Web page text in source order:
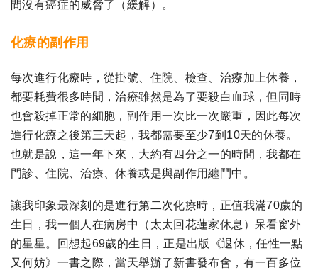
間沒有癌症的威脅了（緩解）。
化療的副作用
每次進行化療時，從掛號、住院、檢查、治療加上休養，
都要耗費很多時間，治療雖然是為了要殺白血球，但同時
也會殺掉正常的細胞，副作用一次比一次嚴重，因此每次
進行化療之後第三天起，我都需要至少7到10天的休養。
也就是說，這一年下來，大約有四分之一的時間，我都在
門診、住院、治療、休養或是與副作用纏鬥中。
讓我印象最深刻的是進行第二次化療時，正值我滿70歲的
生日，我一個人在病房中（太太回花蓮家休息）呆看窗外
的星星。回想起69歲的生日，正是出版《退休，任性一點
又何妨》一書之際，當天舉辦了新書發布會，有一百多位